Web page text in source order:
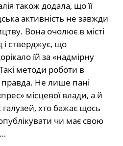
також додала, що її
активність не завжди
Вона очолює в місті
і стверджує, що
їй за «надмірну
методи роботи в
правда. Не лише пані
місцевої влади, а й
хто бажає щось
чи має свою